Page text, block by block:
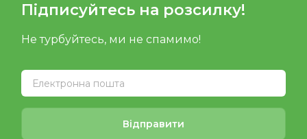
Підписуйтесь на розсилку!
Не турбуйтесь, ми не спамимо!
Відправити